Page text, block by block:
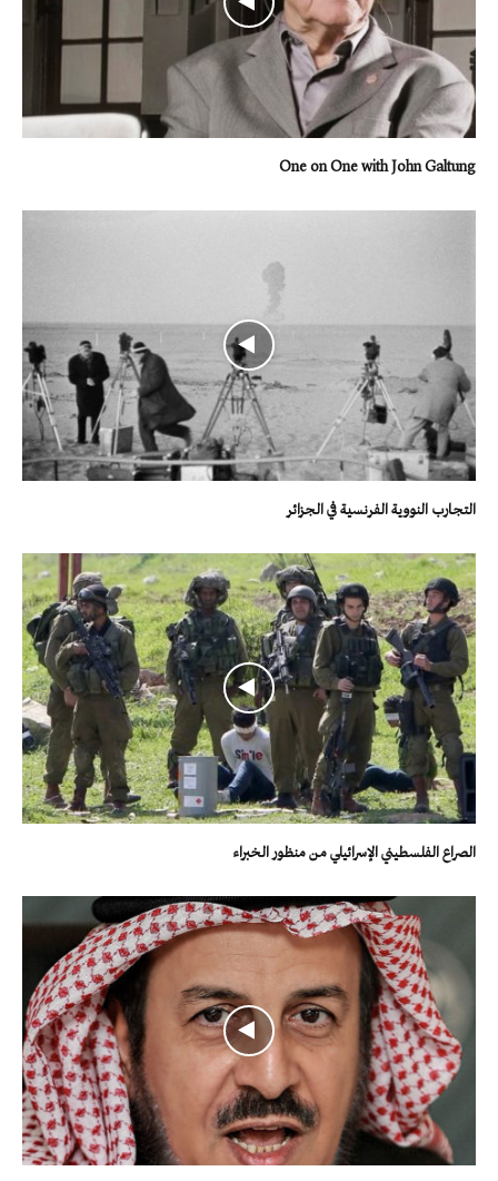
One on One with John Galtung
التجارب النووية الفرنسية في الجزائر
الصراع الفلسطيني الإسرائيلي من منظور الخبراء